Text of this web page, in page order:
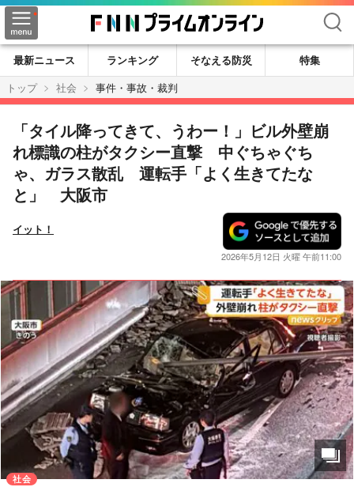
検索
最新ニュース ランキング そなえる防災
特集
トップ
社会 事件・事故・裁判
「タイル降ってきて、うわー！」ビル外壁崩
れ標識の柱がタクシー直撃 中ぐちゃぐち
ゃ、ガラス散乱 運転手「よく生きてたな
と」 大阪市
イット！
2026年5月12日 火曜 午前11:00
社会